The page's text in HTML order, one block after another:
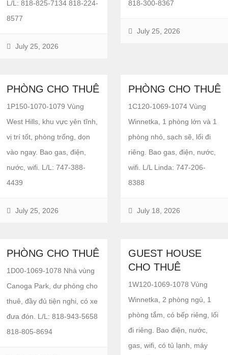
L/L: 818-825-7134 818-224-
8577
July 25, 2026
818-300-8367
July 25, 2026
PHÒNG CHO THUÊ
1P150-1070-1079 Vùng
West Hills, khu vực yên tĩnh,
vị trí tốt, phòng trống, dọn
vào ngay. Bao gas, điện,
nước, wifi. L/L: 747-388-
4439
July 25, 2026
PHÒNG CHO THUÊ
1C120-1069-1074 Vùng
Winnetka, 1 phòng lớn và 1
phòng nhỏ, sạch sẽ, lối đi
riêng. Bao gas, điện, nước,
wifi. L/L Linda: 747-206-
8388
July 18, 2026
PHÒNG CHO THUÊ
1D00-1069-1078 Nhà vùng
Canoga Park, dư phòng cho
thuê, đầy đủ tiện nghi, có xe
đưa đón. L/L: 818-943-5658
818-805-8694
GUEST HOUSE
CHO THUÊ
1W120-1069-1078 Vùng
Winnetka, 2 phòng ngủ, 1
phòng tắm, có bếp riêng, lối
đi riêng. Bao điện, nước,
gas, wifi, có tủ lạnh, máy